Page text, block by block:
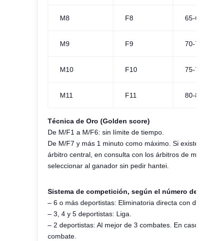
M8 F8 65-69
M9 F9 70-74
M10 F10 75-79
M11 F11 80-84
Técnica de Oro (Golden score)
De M/F1 a M/F6: sin límite de tiempo.
De M/F7 y más 1 minuto como máximo. Si existe
árbitro central, en consulta con los árbitros de mesa,
seleccionar al ganador sin pedir hantei.
Sistema de competición, según el número de
– 6 o más deportistas: Eliminatoria directa con doble
– 3, 4 y 5 deportistas: Liga.
– 2 deportistas: Al mejor de 3 combates. En caso de
combate.